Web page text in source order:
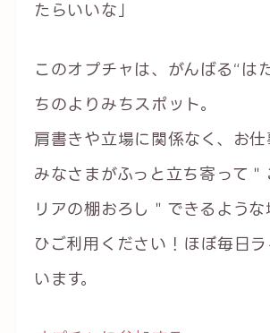
たらいいな」
このオプチャは、がんばる“は
ちのよりみちスポット。
肩書きや立場に関係なく、お仕
みなさまがふっと立ち寄って＂
リアの棚おろし＂できるよう
ひご利用ください！ほぼ毎日
います。